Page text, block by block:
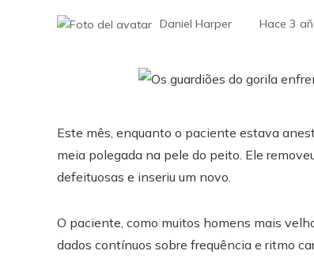
Daniel Harper Hace 3
Este mês, enquanto o paciente estava
meia polegada na pele do peito. Ele
defeituosas e inseriu um novo.
O paciente, como muitos homens mais
dados contínuos sobre frequência e ritmo